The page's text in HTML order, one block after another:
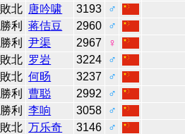
敗北 唐吟啸 3193
♂
勝利 蒋佶豆 2960
♂
勝利 尹渠 2967
♀
敗北 罗岩 3224
♂
敗北 何旸 3237
♂
勝利 曹聪 2992
♂
勝利 李响 3058
♂
敗北 万乐奇 3146
♂